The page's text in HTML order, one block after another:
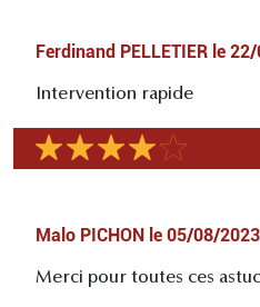
Ferdinand PELLETIER le 22/
Intervention rapide
Malo PICHON le 05/08/2023
Merci pour toutes ces